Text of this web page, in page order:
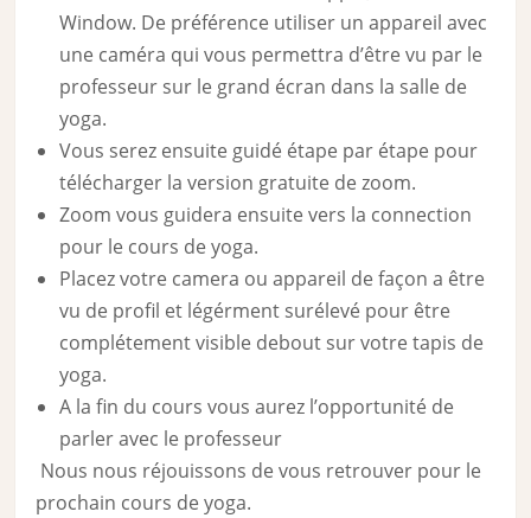
Window. De préférence utiliser un appareil avec
une caméra qui vous permettra d’être vu par le
professeur sur le grand écran dans la salle de
yoga.
Vous serez ensuite guidé étape par étape pour
télécharger la version gratuite de zoom.
Zoom vous guidera ensuite vers la connection
pour le cours de yoga.
Placez votre camera ou appareil de façon a être
vu de profil et légérment surélevé pour être
complétement visible debout sur votre tapis de
yoga.
A la fin du cours vous aurez l’opportunité de
parler avec le professeur
Nous nous réjouissons de vous retrouver pour le
prochain cours de yoga.